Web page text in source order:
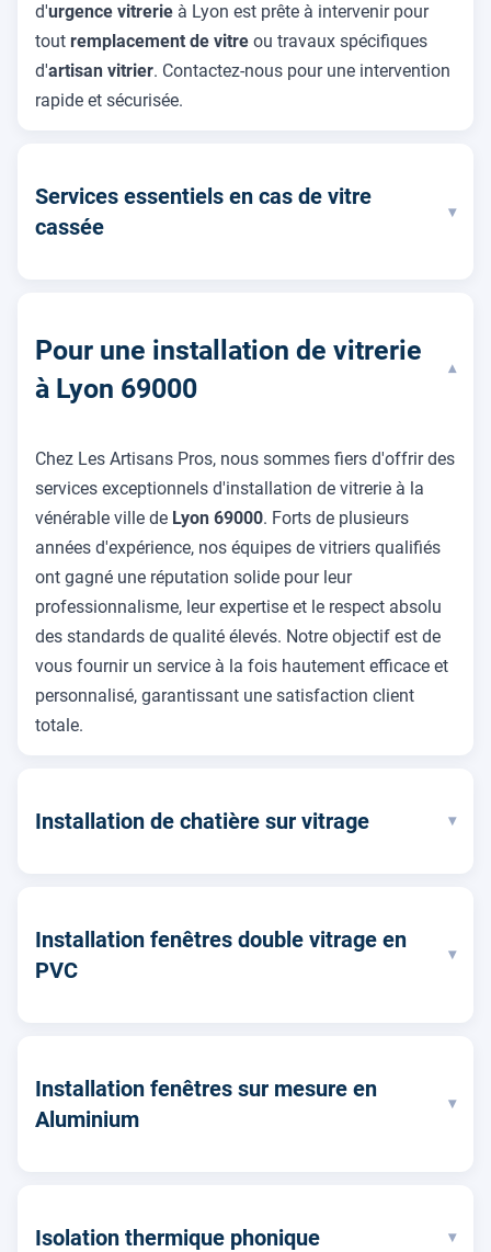
d'urgence vitrerie à Lyon est prête à intervenir pour
tout remplacement de vitre ou travaux spécifiques
d'artisan vitrier. Contactez-nous pour une intervention
rapide et sécurisée.
Services essentiels en cas de vitre
cassée
▾
Pour une installation de vitrerie
à Lyon 69000
▾
Chez Les Artisans Pros, nous sommes fiers d'offrir des
services exceptionnels d'installation de vitrerie à la
vénérable ville de Lyon 69000. Forts de plusieurs
années d'expérience, nos équipes de vitriers qualifiés
ont gagné une réputation solide pour leur
professionnalisme, leur expertise et le respect absolu
des standards de qualité élevés. Notre objectif est de
vous fournir un service à la fois hautement efficace et
personnalisé, garantissant une satisfaction client
totale.
Installation de chatière sur vitrage ▾
Installation fenêtres double vitrage en
PVC
▾
Installation fenêtres sur mesure en
Aluminium
▾
Isolation thermique phonique ▾